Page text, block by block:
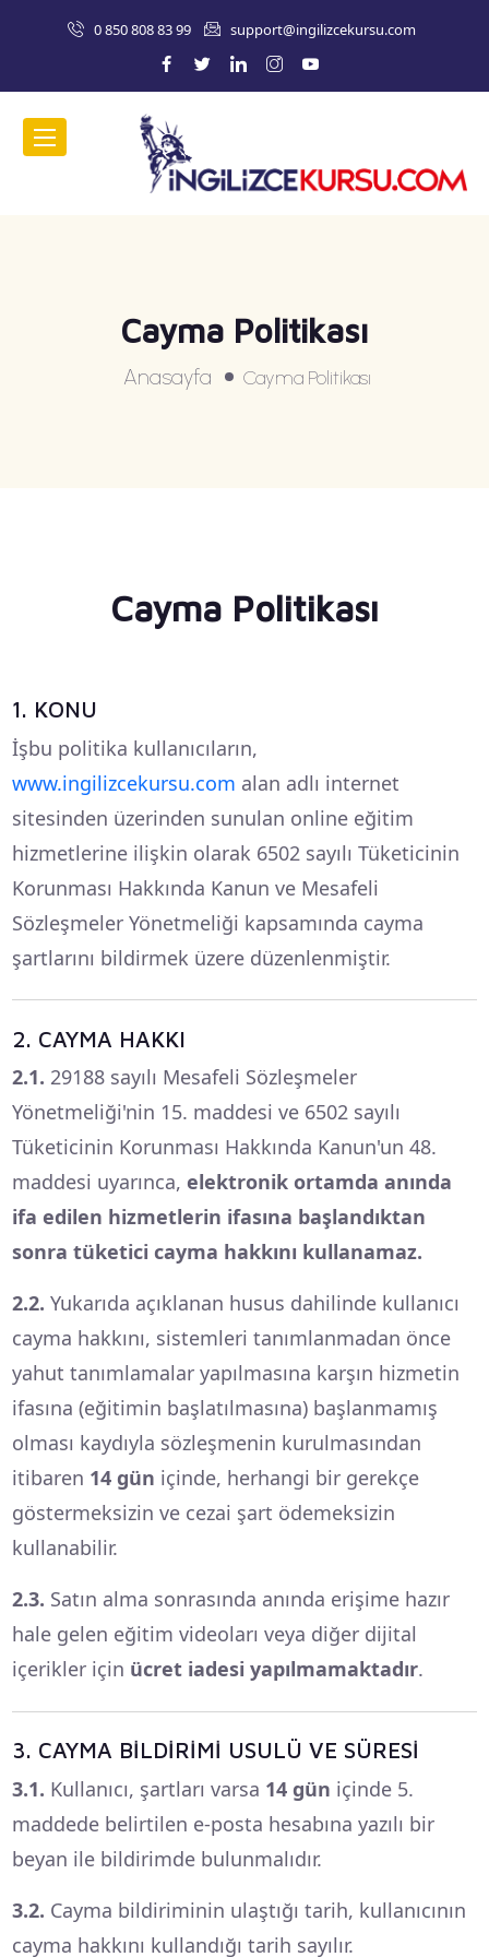
0 850 808 83 99 support@ingilizcekursu.com
Cayma Politikası
Anasayfa Cayma Politikası
Cayma Politikası
1. KONU
İşbu politika kullanıcıların,
www.ingilizcekursu.com alan adlı internet
sitesinden üzerinden sunulan online eğitim
hizmetlerine ilişkin olarak 6502 sayılı Tüketicinin
Korunması Hakkında Kanun ve Mesafeli
Sözleşmeler Yönetmeliği kapsamında cayma
şartlarını bildirmek üzere düzenlenmiştir.
2. CAYMA HAKKI
2.1. 29188 sayılı Mesafeli Sözleşmeler
Yönetmeliği'nin 15. maddesi ve 6502 sayılı
Tüketicinin Korunması Hakkında Kanun'un 48.
maddesi uyarınca, elektronik ortamda anında
ifa edilen hizmetlerin ifasına başlandıktan
sonra tüketici cayma hakkını kullanamaz.
2.2. Yukarıda açıklanan husus dahilinde kullanıcı
cayma hakkını, sistemleri tanımlanmadan önce
yahut tanımlamalar yapılmasına karşın hizmetin
ifasına (eğitimin başlatılmasına) başlanmamış
olması kaydıyla sözleşmenin kurulmasından
itibaren 14 gün içinde, herhangi bir gerekçe
göstermeksizin ve cezai şart ödemeksizin
kullanabilir.
2.3. Satın alma sonrasında anında erişime hazır
hale gelen eğitim videoları veya diğer dijital
içerikler için ücret iadesi yapılmamaktadır.
3. CAYMA BİLDİRİMİ USULÜ VE SÜRESİ
3.1. Kullanıcı, şartları varsa 14 gün içinde 5.
maddede belirtilen e-posta hesabına yazılı bir
beyan ile bildirimde bulunmalıdır.
3.2. Cayma bildiriminin ulaştığı tarih, kullanıcının
cayma hakkını kullandığı tarih sayılır.